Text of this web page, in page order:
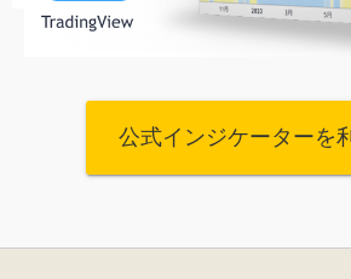
公式インジケーターを